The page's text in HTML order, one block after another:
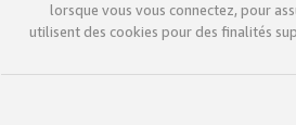
lorsque vous vous connectez, pour
utilisent des cookies pour des finalités